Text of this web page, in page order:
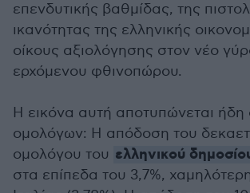
επενδυτικής βαθμίδας, της
ικανότητας της ελληνικής
οίκους αξιολόγησης στον νέο
ερχόμενου φθινοπώρου.
Η εικόνα αυτή αποτυπώνεται ήδη
ομολόγων: Η απόδοση του
ομολόγου του ελληνικού
στα επίπεδα του 3,7%,